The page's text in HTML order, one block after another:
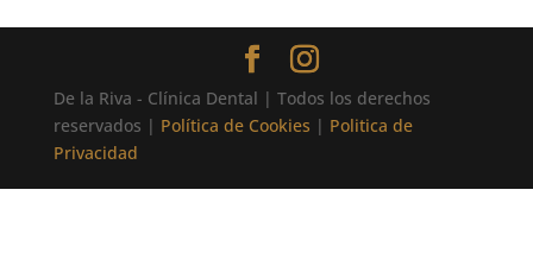
De la Riva - Clínica Dental | Todos los derechos
reservados | Política de Cookies | Politica de
Privacidad